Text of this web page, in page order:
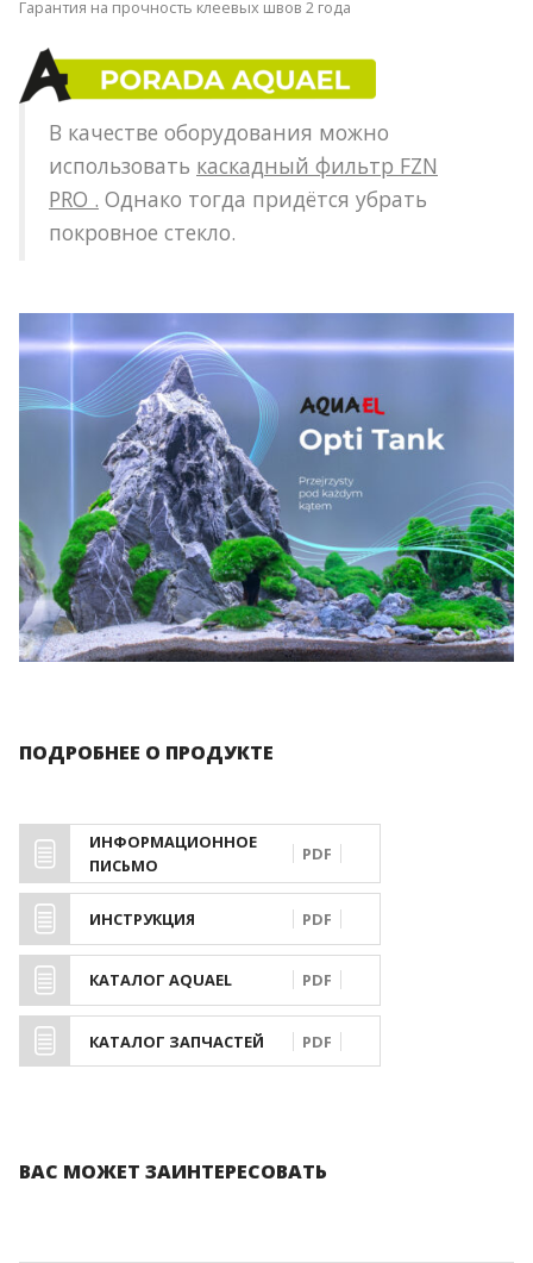
Гарантия на прочность клеевых швов 2 года
В качестве оборудования можно
использовать каскадный фильтр FZN
PRO . Однако тогда придётся убрать
покровное стекло.
ПОДРОБНЕЕ О ПРОДУКТЕ
ИНФОРМАЦИОННОЕ
ПИСЬМО
PDF
ИНСТРУКЦИЯ PDF
КАТАЛОГ AQUAEL PDF
КАТАЛОГ ЗАПЧАСТЕЙ PDF
ВАС МОЖЕТ ЗАИНТЕРЕСОВАТЬ